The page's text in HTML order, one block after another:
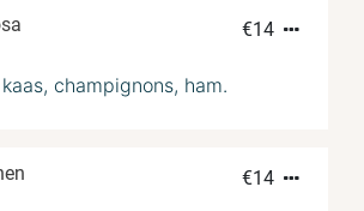
€14
champignons, ham.
€14